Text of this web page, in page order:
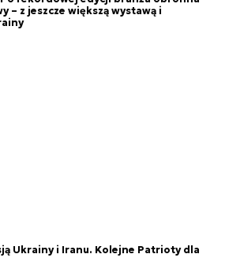
– z jeszcze większą wystawą i
Ukrainy i Iranu. Kolejne Patrioty dla